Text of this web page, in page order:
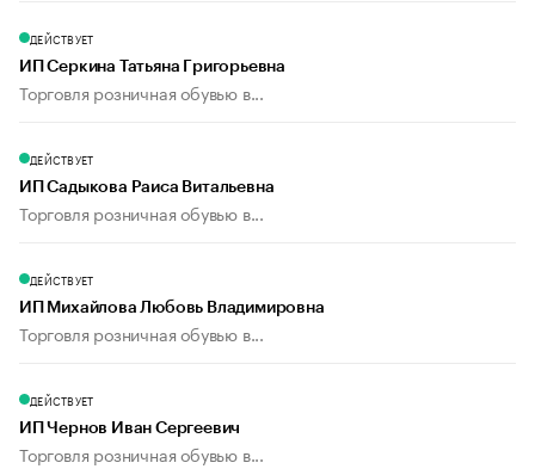
ДЕЙСТВУЕТ
ИП Серкина Татьяна Григорьевна
Торговля розничная обувью в...
ДЕЙСТВУЕТ
ИП Садыкова Раиса Витальевна
Торговля розничная обувью в...
ДЕЙСТВУЕТ
ИП Михайлова Любовь Владимировна
Торговля розничная обувью в...
ДЕЙСТВУЕТ
ИП Чернов Иван Сергеевич
Торговля розничная обувью в...